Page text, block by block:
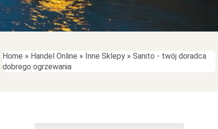
Home » Handel Online » Inne Sklepy » Sanito - twój doradca
dobrego ogrzewania